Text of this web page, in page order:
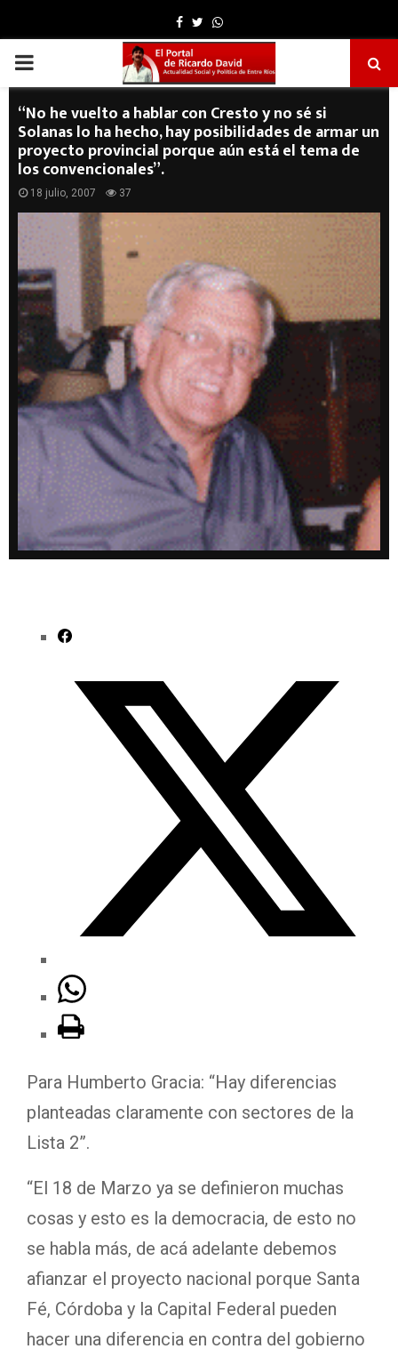
Facebook
TwitterWhatsapp
PRIMARY
MENU
“No he vuelto a hablar con Cresto y no sé si
Solanas lo ha hecho, hay posibilidades de armar un
proyecto provincial porque aún está el tema de
los convencionales”.
18 julio, 2007 37
Para Humberto Gracia: “Hay diferencias
planteadas claramente con sectores de la
Lista 2”.
“El 18 de Marzo ya se definieron muchas
cosas y esto es la democracia, de esto no
se habla más, de acá adelante debemos
afianzar el proyecto nacional porque Santa
Fé, Córdoba y la Capital Federal pueden
hacer una diferencia en contra del gobierno